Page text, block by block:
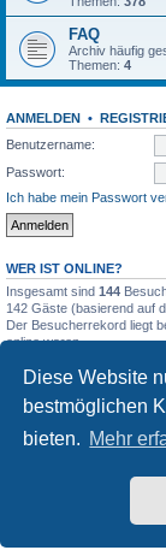
Diese Website
bestmöglichen
bieten. Mehr
FAQ
Archiv häufig
Themen: 4
ANMELDEN •
Benutzername:
Passwort:
Ich habe mein Passwort
WER IST ONLINE?
Insgesamt sind 144
142 Gäste (basierend auf
Der Besucherrekord liegt
online waren.
STATISTIK
Beiträge insgesamt79994
neuestes Mitglied: